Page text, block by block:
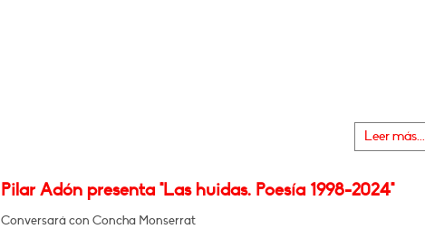
Leer más...
Pilar Adón presenta "Las huidas. Poesía 1998-2024"
Conversará con Concha Monserrat